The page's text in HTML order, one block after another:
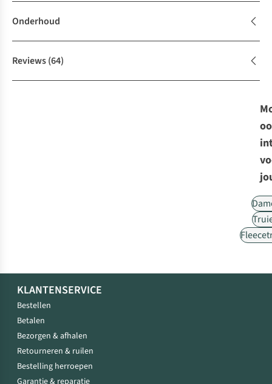
Onderhoud
Reviews(64)
KLANTENSERVICE
Bestellen
Betalen
Bezorgen & afhalen
Retourneren & ruilen
Bestelling herroepen